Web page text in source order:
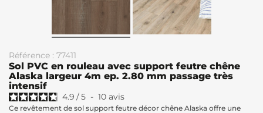
Référence : 77411
Sol PVC en rouleau avec support feutre chêne
Alaska largeur 4m ep. 2.80 mm passage très
intensif
4.9 /5 - 10 avis
Ce revêtement de sol support feutre décor chêne Alaska offre une